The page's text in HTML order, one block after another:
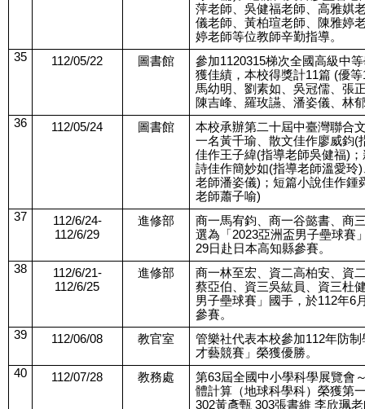
萍老師、吳健福老師、高雅娸
儀老師、黃柏瑄老師、陳雅婷
婷老師等位教師辛勤指導。
35
112/05/22 圖書館
參加1120315梯次全國高級中
獲佳績，本校得獎計11篇 (優
馬幼明、劉素如、吳冠儒、張
陳吉峰、羅玫讌、潘姿儀、林
36
112/05/24 圖書館
本校承辦第二十屆中臺灣聯合
一名黃千瑜、散文佳作廖威鈞(
佳作王子緯(指導老師吳健福)
詩佳作簡妙如(指導老師溫愛玲
老師潘姿儀)；短篇小說佳作鍾
老師蕭子喻)
37
112/6/24-
112/6/29
進修部
商一馬宥鈞、商一谷懿書、商
選為「2023亞洲盃男子壘球賽
29日赴日本高知縣參賽。
38
112/6/21-
112/6/25
進修部
商一林至宏、資二高柏安、資
蔡亞伯、資三吳紘員、資三杜
男子壘球賽」國手，於112年6
參賽。
39
112/06/08 教官室
管樂社代表本校參加112年防
才藝競賽」榮獲優勝。
40
112/07/28 教務處
第63屆全國中小學科學展覽會
體計算（地球科學科）榮獲第
302黃彥甄 303張書維 李欣珮